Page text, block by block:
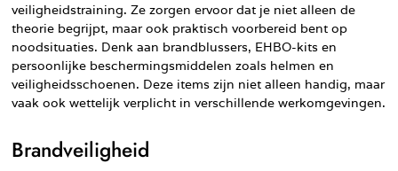
veiligheidstraining. Ze zorgen ervoor dat je niet alleen de
theorie begrijpt, maar ook praktisch voorbereid bent op
noodsituaties. Denk aan brandblussers, EHBO-kits en
persoonlijke beschermingsmiddelen zoals helmen en
veiligheidsschoenen. Deze items zijn niet alleen handig, maar
vaak ook wettelijk verplicht in verschillende werkomgevingen.
Brandveiligheid